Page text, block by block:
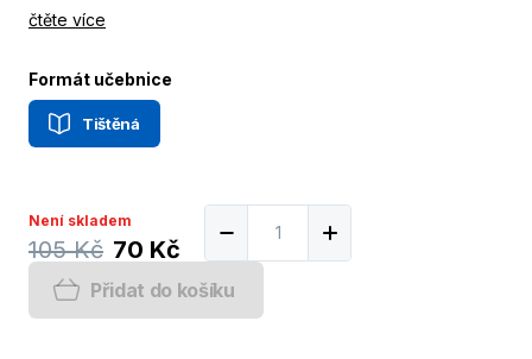
čtěte více
Formát učebnice
Tištěná
Není skladem
105 Kč 70 Kč
Přidat do košíku